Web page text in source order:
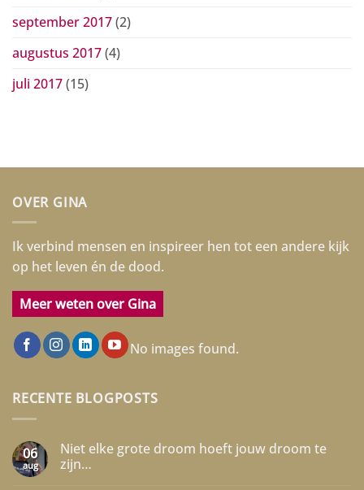
september 2017(2)
augustus 2017(4)
juli 2017(15)
OVER GINA
Ik verbind mensen en inspireer hen tot een andere kijk
op het leven én de dood.
Meer weten over Gina
No images found.
RECENTE BLOGPOSTS
06
aug
Niet elke grote droom hoeft jouw droom te
zijn…